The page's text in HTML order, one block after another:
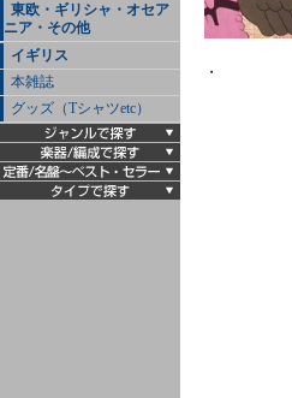
東欧・ギリシャ・オセア
ニア・その他
イギリス
本雑誌
グッズ（Tシャツetc）
・